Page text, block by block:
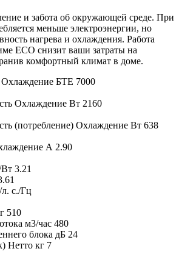
и забота об окружающей среде. При
меньше электроэнергии, но
нагрева и охлаждения. Работа
ЕСО снизит ваши затраты на
комфортный климат в доме.
Охлаждение БТЕ 7000
Охлаждение Вт 2160
(потребление) Охлаждение Вт 638
А 2.90
3.21
с./Гц
510
м3/час 480
блока дБ 24
Нетто кг 7